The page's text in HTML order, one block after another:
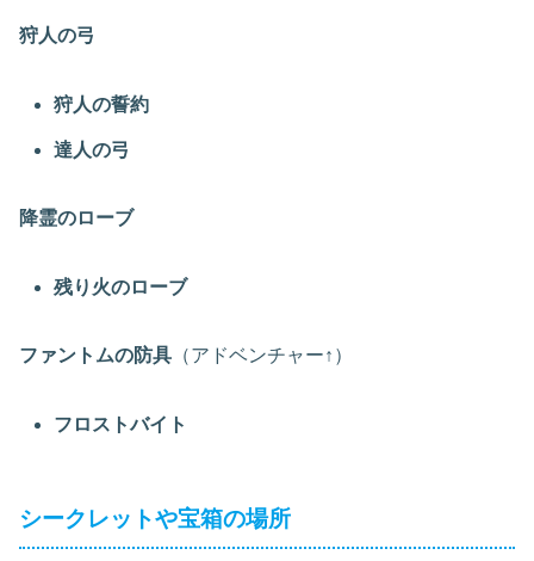
狩人の弓
狩人の誓約
達人の弓
降霊のローブ
残り火のローブ
ファントムの防具 （アドベンチャー↑）
フロストバイト
シークレットや宝箱の場所